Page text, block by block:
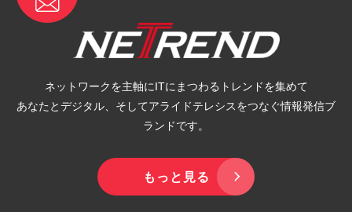
ネットワークを主軸にITにまつわるトレンドを集めて
あなたとデジタル、そしてアライドテレシスをつなぐ情報発信ブ
ランドです。
もっと見る